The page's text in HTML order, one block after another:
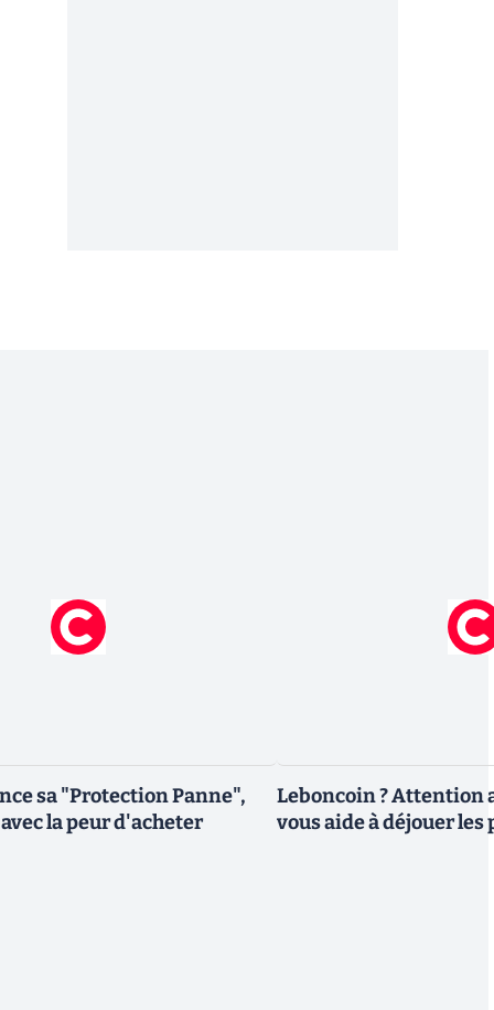
sa "Protection Panne",
la peur d'acheter
Leboncoin ? Attention
vous aide à déjouer les